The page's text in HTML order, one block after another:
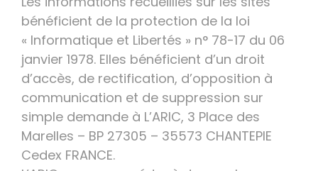
bénéficient de la protection de la loi
« Informatique et Libertés » n° 78-17 du 06
janvier 1978. Elles bénéficient d’un droit
d’accès, de rectification, d’opposition à
communication et de suppression sur
simple demande à L’ARIC, 3 Place des
Marelles – BP 27305 – 35573 CHANTEPIE
Cedex FRANCE.